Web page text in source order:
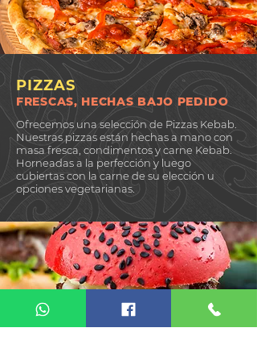
PIZZAS
FRESCAS, HECHAS BAJO PEDIDO
Ofrecemos una selección de Pizzas Kebab.
Nuestras pizzas están hechas a mano con
masa fresca, condimentos y carne Kebab.
Horneadas a la perfección y luego
cubiertas con la carne de su elección u
opciones vegetarianas.